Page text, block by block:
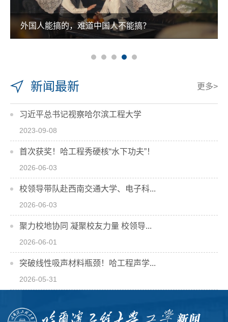
外国人能搞的，难道中国人不能搞？
新闻最新 更多>
习近平总书记视察哈尔滨工程大学
2023-09-08
首次获奖！哈工程秀硬核“水下功夫”！
2026-06-03
校领导带队赴西南交通大学、电子科...
2026-06-03
聚力校地协同 凝聚校友力量 校领导...
2026-06-01
突破线性吸声材料瓶颈！哈工程声学...
2026-05-31